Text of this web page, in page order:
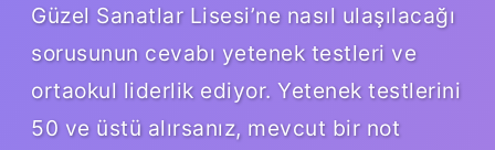
Güzel Sanatlar Lisesi’ne nasıl ulaşılacağı
sorusunun cevabı yetenek testleri ve
ortaokul liderlik ediyor. Yetenek testlerini
50 ve üstü alırsanız, mevcut bir not